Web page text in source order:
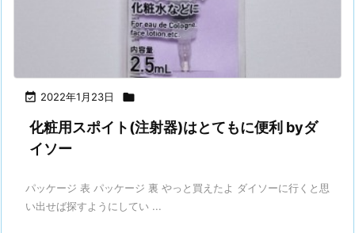
 2022年1月23日 
化粧用スポイト(注射器)はとてもに便利 byダ
イソー
パッケージ 表 パッケージ 裏 やっと買えたよ ダイソーに行くと思
い出せば探すようにしてい ...